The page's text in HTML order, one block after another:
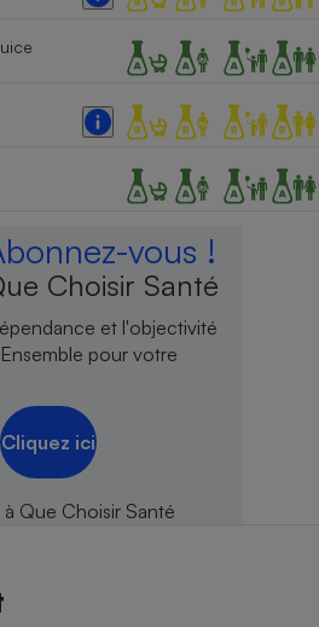
vous !
Choisir Santé
et l'objectivité
pour votre
Cliquez ici